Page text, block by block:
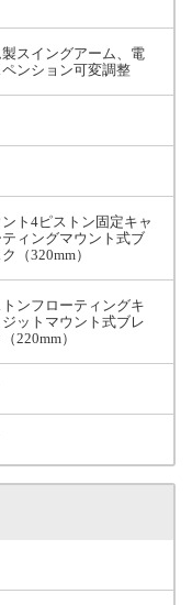
スイングアーム、電
ンション可変調整
ト4ピストン固定キャ
ィングマウント式ブ
（320mm）
ンフローティングキ
ットマウント式ブレ
220mm）